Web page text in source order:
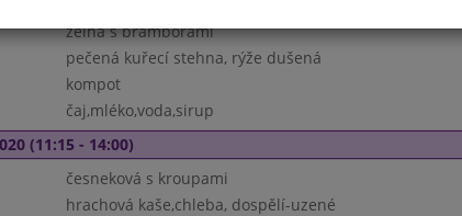
zelná s bramborami
pečená kuřecí stehna, rýže dušená
kompot
čaj,mléko,voda,sirup
(11:15 - 14:00)
česneková s kroupami
hrachová kaše,chleba, dospělí-uzené